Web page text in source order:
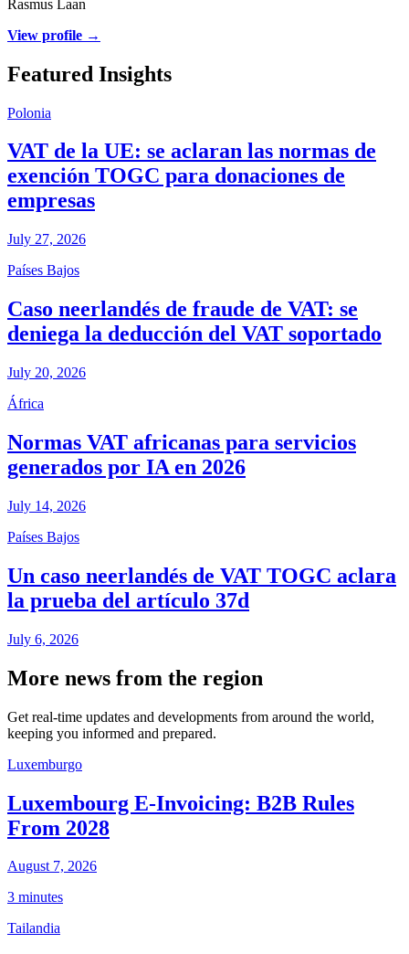
Rasmus Laan
View profile →
Featured Insights
Polonia
VAT de la UE: se aclaran las normas de
exención TOGC para donaciones de
empresas
July 27, 2026
Países Bajos
Caso neerlandés de fraude de VAT: se
deniega la deducción del VAT soportado
July 20, 2026
África
Normas VAT africanas para servicios
generados por IA en 2026
July 14, 2026
Países Bajos
Un caso neerlandés de VAT TOGC aclara
la prueba del artículo 37d
July 6, 2026
More news from the region
Get real-time updates and developments from around the world,
keeping you informed and prepared.
Luxemburgo
Luxembourg E-Invoicing: B2B Rules
From 2028
August 7, 2026
3 minutes
Tailandia